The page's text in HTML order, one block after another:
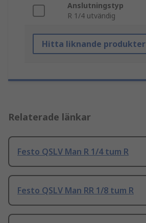
Anslutningstyp
R 1/4 utvändig
Hitta liknande produkter
Relaterade länkar
Festo QSLV Man R 1/4 tum R
Festo QSLV Man RR 1/8 tum R